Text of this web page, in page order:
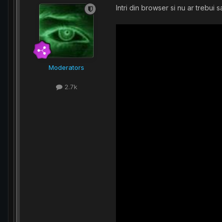
Moderators
2.7k
Intri din browser si nu ar trebui